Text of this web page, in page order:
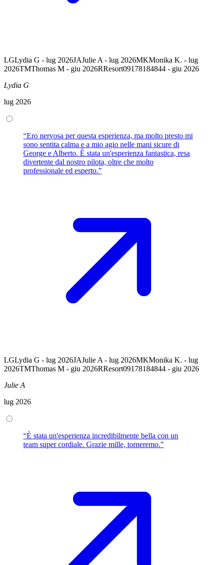
LGLydia G - lug 2026JAJulie A - lug 2026MKMonika K. - lug
2026TMThomas M - giu 2026RResort09178184844 - giu 2026
Lydia G
lug 2026
“Ero nervosa per questa esperienza, ma molto presto mi
sono sentita calma e a mio agio nelle mani sicure di
George e Alberto. È stata un'esperienza fantastica, resa
divertente dal nostro pilota, oltre che molto
professionale ed esperto.”
LGLydia G - lug 2026JAJulie A - lug 2026MKMonika K. - lug
2026TMThomas M - giu 2026RResort09178184844 - giu 2026
Julie A
lug 2026
“È stata un'esperienza incredibilmente bella con un
team super cordiale. Grazie mille, torneremo.”